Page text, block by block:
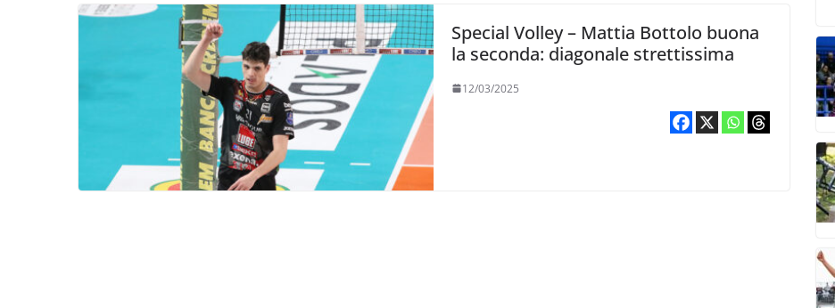
Special Volley – Mattia Bottolo buona
la seconda: diagonale strettissima
12/03/2025